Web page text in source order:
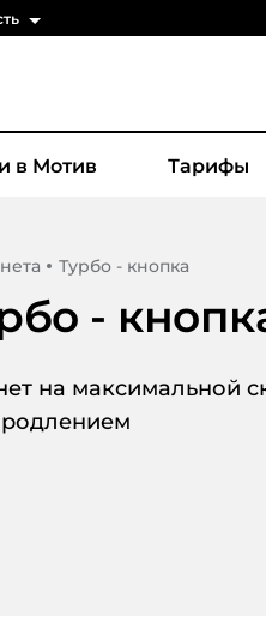
в Мотив Тарифы
Турбо - кнопка
-
на максимальной